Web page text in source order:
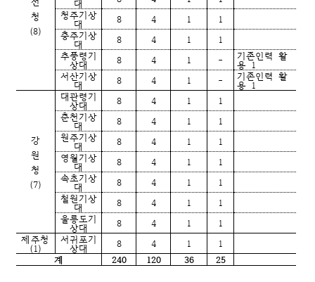
청
(8)
대
청주기상
대 8 4 1
1
충주기상
대 8 4 1
1
추풍령기
상대 8 4 1 - 기존인력 활
용 1
서산기상
대 8 4 1 - 기존인력 활
용 1
강
원
청
(7)
대관령기
상대 8 4 1
1
춘천기상
대 8 4 1
1
원주기상
대 8 4 1
1
영월기상
대 8 4 1
1
속초기상
대 8 4 1
1
철원기상
대 8 4 1
1
울릉도기
상대 8 4 1
1
제주청
(1)
서귀포기
상대 8 4 1
1
계
240 120 36 25